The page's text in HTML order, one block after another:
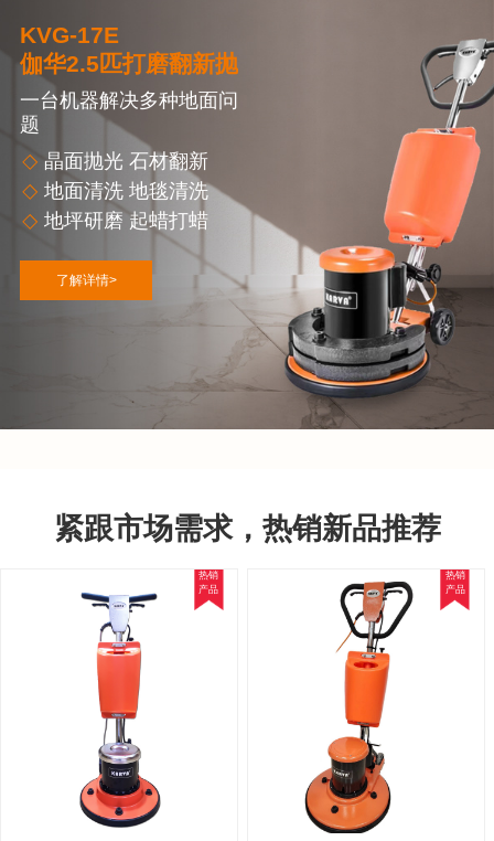
KVG-17E
伽华2.5匹打磨翻新抛光机
一台机器解决多种地面问
题
晶面抛光 石材翻新
地面清洗 地毯清洗
地坪研磨 起蜡打蜡
了解详情>
紧跟市场需求，热销新品推荐
热销
产品
热销
产品